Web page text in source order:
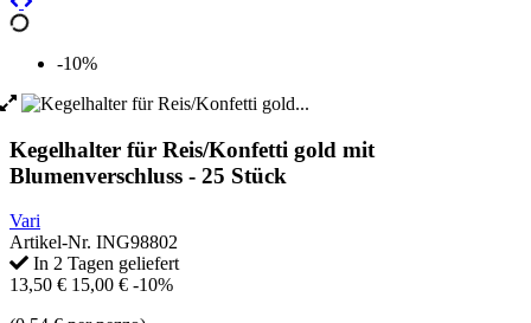
-10%
Kegelhalter für Reis/Konfetti gold mit
Blumenverschluss - 25 Stück
Vari
Artikel-Nr. ING98802
In 2 Tagen geliefert
13,50 € 15,00 € -10%